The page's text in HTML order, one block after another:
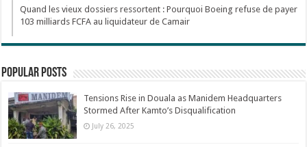
Quand les vieux dossiers ressortent : Pourquoi Boeing refuse de payer
103 milliards FCFA au liquidateur de Camair
Popular Posts
Tensions Rise in Douala as Manidem Headquarters
Stormed After Kamto’s Disqualification
July 26, 2025